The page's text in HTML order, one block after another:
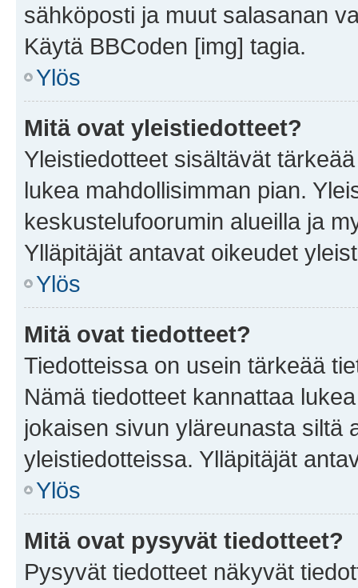
sähköposti ja muut salasanan
Käytä BBCoden [img] tagia.
Ylös
Mitä ovat yleistiedotteet?
Yleistiedotteet sisältävät
lukea mahdollisimman pian.
keskustelufoorumin alueilla ja
Ylläpitäjät antavat oikeudet
Ylös
Mitä ovat tiedotteet?
Tiedotteissa on usein tärkeää
Nämä tiedotteet kannattaa
jokaisen sivun yläreunasta siltä
yleistiedotteissa. Ylläpitäjät
Ylös
Mitä ovat pysyvät tiedotteet?
Pysyvät tiedotteet näkyvät